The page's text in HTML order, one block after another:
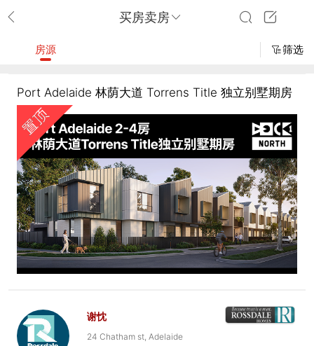
买房卖房
房源 筛选
Port Adelaide 林荫大道 Torrens Title 独立别墅期房
谢忱
24 Chatham st, Adelaide